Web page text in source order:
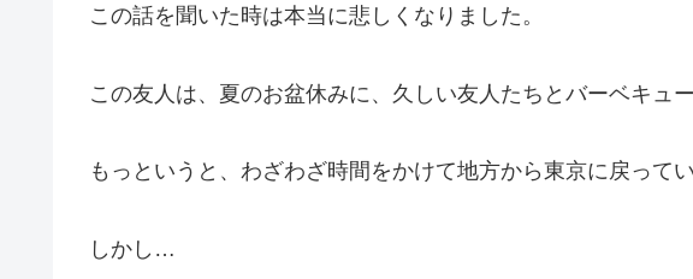
この話を聞いた時は本当に悲しくなりました。
この友人は、夏のお盆休みに、久しい友人たちとバーベキュ
もっというと、わざわざ時間をかけて地方から東京に戻ってい
しかし…